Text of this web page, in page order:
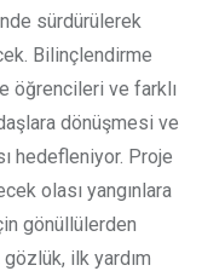
sürdürülerek
Bilinçlendirme
öğrencileri ve farklı
dönüşmesi ve
hedefleniyor. Proje
olası yangınlara
gönüllülerden
ilk yardım